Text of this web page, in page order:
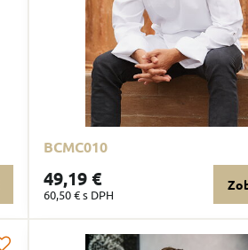
BCMC010
49,19 €
60,50 €s DPH